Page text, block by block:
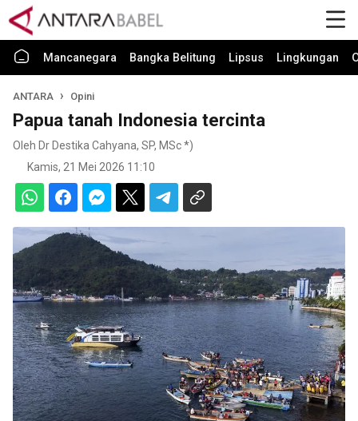
Mancanegara Bangka Belitung Lipsus Lingkungan
ANTARA Opini
Papua tanah Indonesia tercinta
Oleh Dr Destika Cahyana, SP, MSc *)
Kamis, 21 Mei 2026 11:10